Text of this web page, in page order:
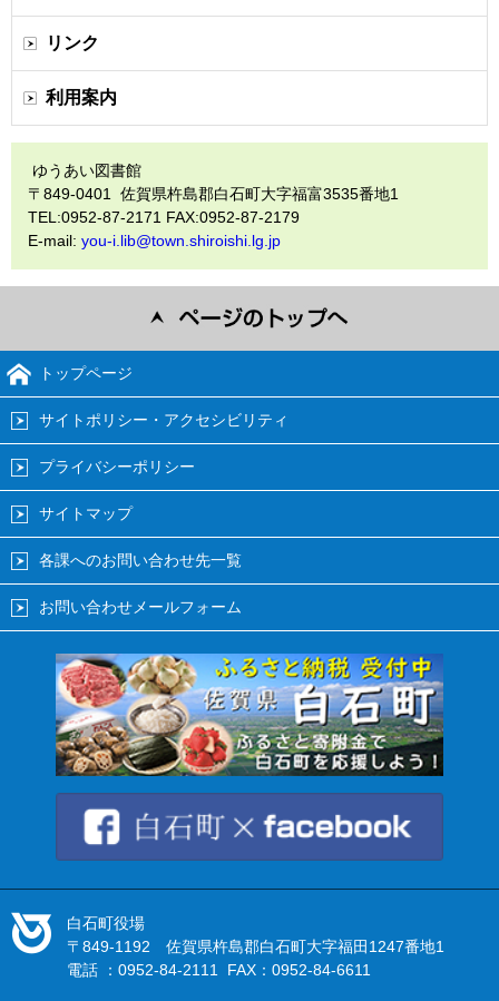
リンク
利用案内
ゆうあい図書館
〒849-0401 佐賀県杵島郡白石町大字福富3535番地1
TEL:0952-87-2171 FAX:0952-87-2179
E-mail: you-i.lib@town.shiroishi.lg.jp
トップページ
サイトポリシー・アクセシビリティ
プライバシーポリシー
サイトマップ
各課へのお問い合わせ先一覧
お問い合わせメールフォーム
白石町役場
〒849-1192 佐賀県杵島郡白石町大字福田1247番地1
電話 ：0952-84-2111 FAX：0952-84-6611